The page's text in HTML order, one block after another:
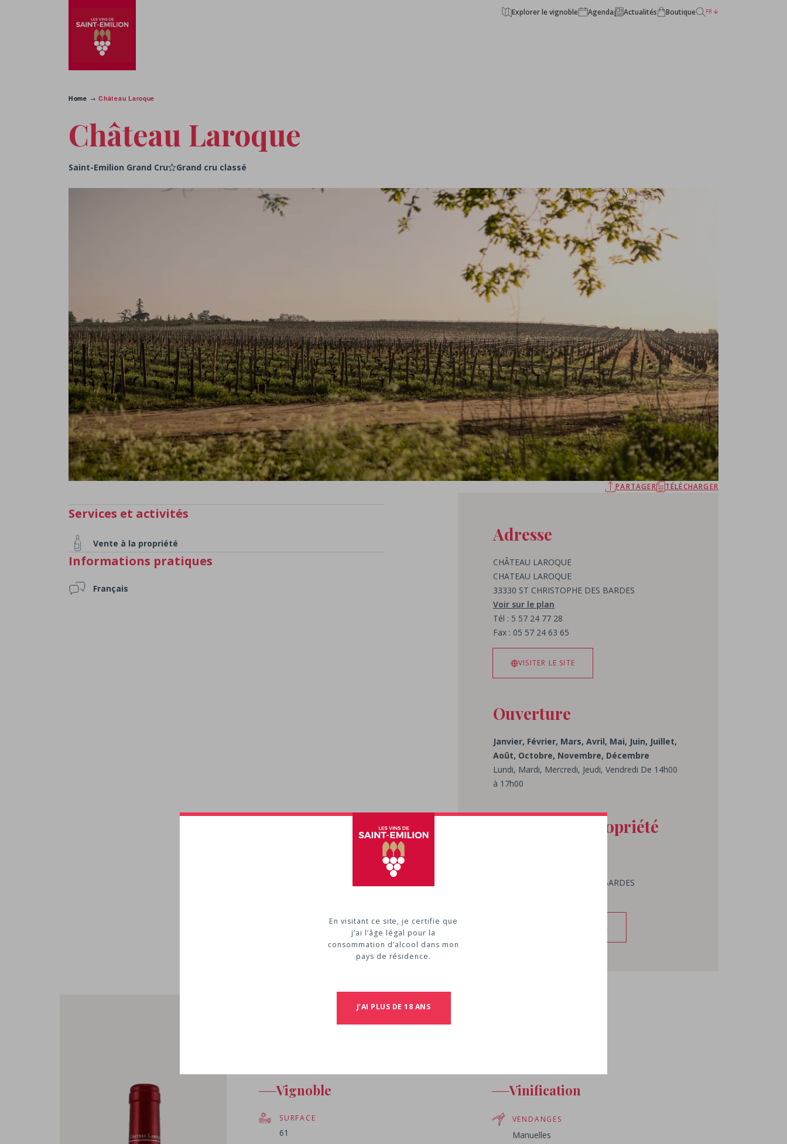
En visitant ce site, je certifie que
j’ai l’âge légal pour la
consommation d’alcool dans mon
pays de résidence.
J’AI PLUS DE 18 ANS
Explorer le vignoble Agenda Actualités Boutique FR
Home →Château Laroque
Château Laroque
Saint-Emilion Grand Cru Grand cru classé
PARTAGER TÉLÉCHARGER
Services et activités
Vente à la propriété
Informations pratiques
Français
Adresse
CHÂTEAU LAROQUE
CHATEAU LAROQUE
33330 ST CHRISTOPHE DES BARDES
Voir sur le plan
Tél : 5 57 24 77 28
Fax : 05 57 24 63 65
VISITER LE SITE
Ouverture
Janvier, Février, Mars, Avril, Mai, Juin, Juillet,
Août, Octobre, Novembre, Décembre
Lundi, Mardi, Mercredi, Jeudi, Vendredi De 14h00
à 17h00
Contact à la propriété
ST CHRISTOPHE DES BARDES
CONTACTER PAR EMAIL
Vignoble
SURFACE
61
Vinification
VENDANGES
Manuelles